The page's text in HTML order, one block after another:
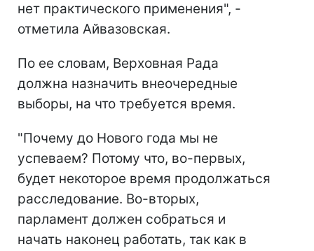
нет практического применения", -
отметила Айвазовская.
По ее словам, Верховная Рада
должна назначить внеочередные
выборы, на что требуется время.
"Почему до Нового года мы не
успеваем? Потому что, во-первых,
будет некоторое время продолжаться
расследование. Во-вторых,
парламент должен собраться и
начать наконец работать, так как в